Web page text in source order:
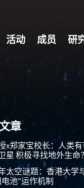
活动 成员 研
章
x郑家宝校长：人类有
星 积极寻找地外生命？
太空谜题：香港大学
池”运作机制